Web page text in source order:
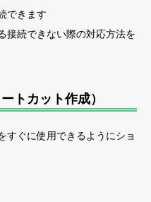
できます
接続できない際の対応方法を
トカット作成）
すぐに使用できるようにショ